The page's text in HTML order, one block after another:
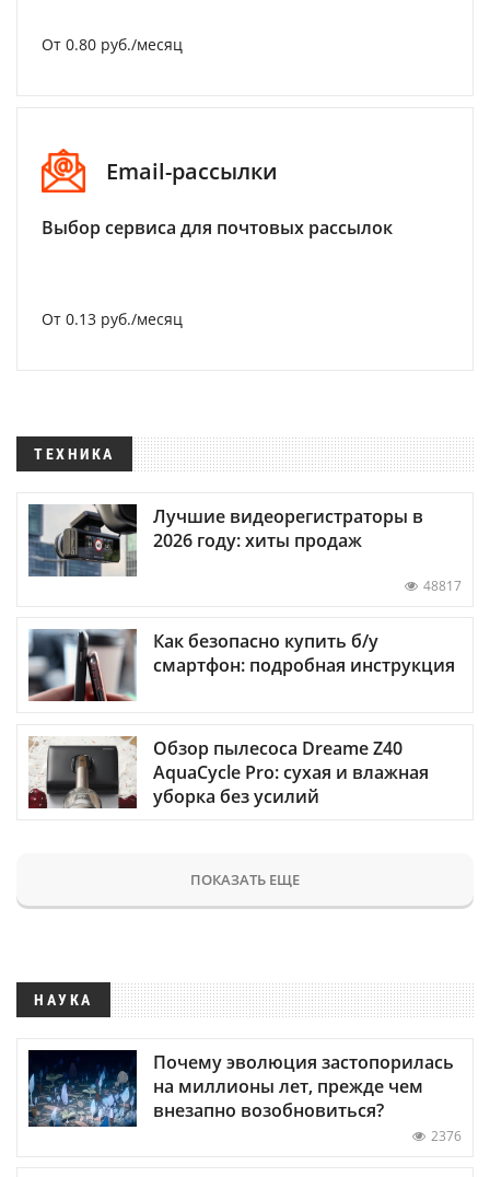
От 0.80 руб./месяц
Email-рассылки
Выбор сервиса для почтовых рассылок
От 0.13 руб./месяц
ТЕХНИКА
Лучшие видеорегистраторы в
2026 году: хиты продаж
48817
Как безопасно купить б/у
смартфон: подробная инструкция
Обзор пылесоса Dreame Z40
AquaCycle Pro: сухая и влажная
уборка без усилий
ПОКАЗАТЬ ЕЩЕ
НАУКА
Почему эволюция застопорилась
на миллионы лет, прежде чем
внезапно возобновиться?
2376